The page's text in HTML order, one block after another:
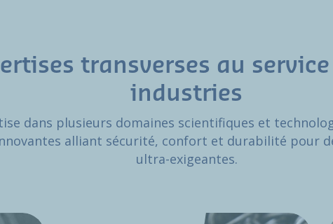
transverses au
industries
dans plusieurs domaines scientifiques et
alliant sécurité, confort et durabilité pour
ultra-exigeantes.